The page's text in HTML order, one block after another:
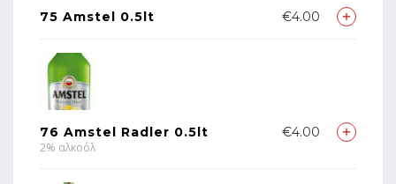
75 Amstel 0.5lt €4.00
76 Amstel Radler 0.5lt
2% αλκοόλ
€4.00